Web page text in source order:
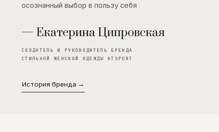
осознанный выбор в пользу себя
— Екатерина Ципровская
СОЗДАТЕЛЬ И РУКОВОДИТЕЛЬ БРЕНДА
СТИЛЬНОЙ ЖЕНСКОЙ ОДЕЖДЫ KTSPORT
История бренда →